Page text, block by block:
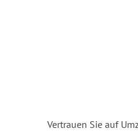
Vertrauen Sie auf